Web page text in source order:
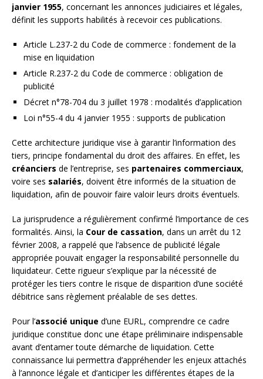
janvier 1955, concernant les annonces judiciaires et légales,
définit les supports habilités à recevoir ces publications.
Article L.237-2 du Code de commerce : fondement de la
mise en liquidation
Article R.237-2 du Code de commerce : obligation de
publicité
Décret n°78-704 du 3 juillet 1978 : modalités d’application
Loi n°55-4 du 4 janvier 1955 : supports de publication
Cette architecture juridique vise à garantir l’information des
tiers, principe fondamental du droit des affaires. En effet, les
créanciers de l’entreprise, ses partenaires commerciaux,
voire ses salariés, doivent être informés de la situation de
liquidation, afin de pouvoir faire valoir leurs droits éventuels.
La jurisprudence a régulièrement confirmé l’importance de ces
formalités. Ainsi, la Cour de cassation, dans un arrêt du 12
février 2008, a rappelé que l’absence de publicité légale
appropriée pouvait engager la responsabilité personnelle du
liquidateur. Cette rigueur s’explique par la nécessité de
protéger les tiers contre le risque de disparition d’une société
débitrice sans règlement préalable de ses dettes.
Pour l’associé unique d’une EURL, comprendre ce cadre
juridique constitue donc une étape préliminaire indispensable
avant d’entamer toute démarche de liquidation. Cette
connaissance lui permettra d’appréhender les enjeux attachés
à l’annonce légale et d’anticiper les différentes étapes de la